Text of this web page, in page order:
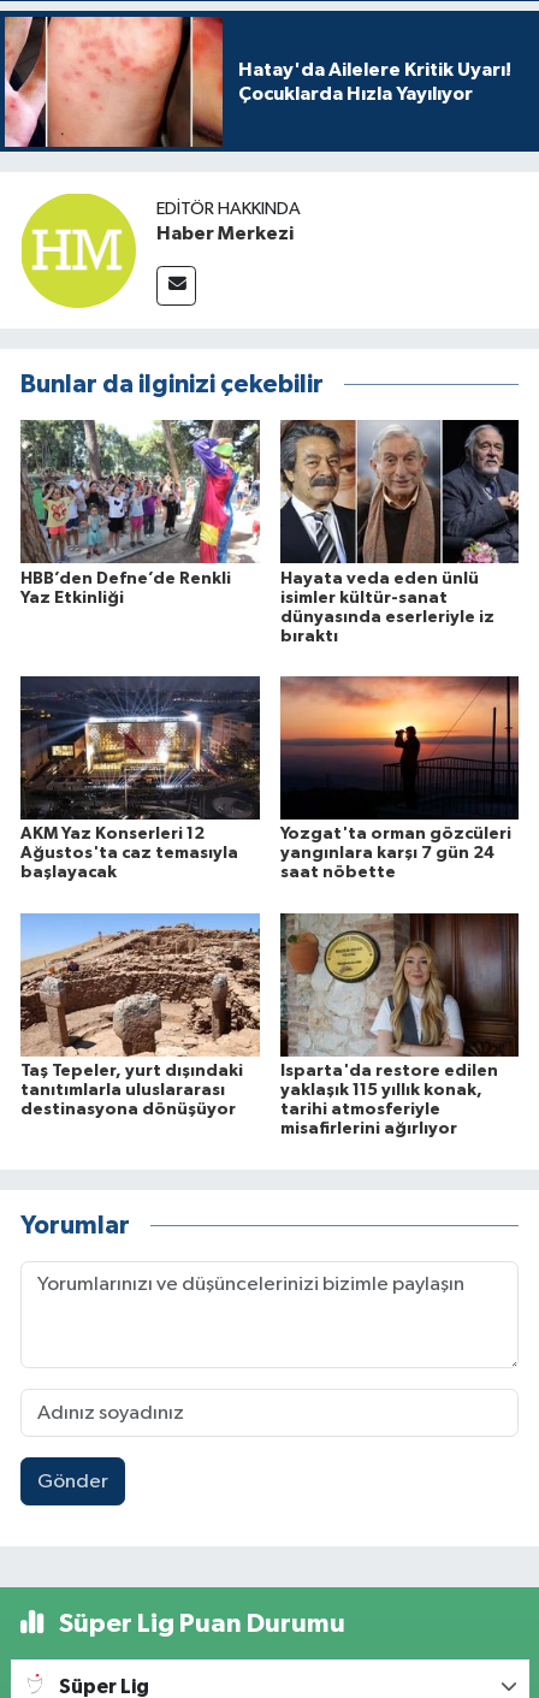
Hatay'da Ailelere Kritik Uyarı!
Çocuklarda Hızla Yayılıyor
EDITÖR HAKKINDA
Haber Merkezi
Bunlar da ilginizi çekebilir
HBB’den Defne’de Renkli
Yaz Etkinliği
Hayata veda eden ünlü
isimler kültür-sanat
dünyasında eserleriyle iz
bıraktı
AKM Yaz Konserleri 12
Ağustos'ta caz temasıyla
başlayacak
Yozgat'ta orman gözcüleri
yangınlara karşı 7 gün 24
saat nöbette
Taş Tepeler, yurt dışındaki
tanıtımlarla uluslararası
destinasyona dönüşüyor
Isparta'da restore edilen
yaklaşık 115 yıllık konak,
tarihi atmosferiyle
misafirlerini ağırlıyor
Yorumlar
Gönder
Süper Lig Puan Durumu
Süper Lig